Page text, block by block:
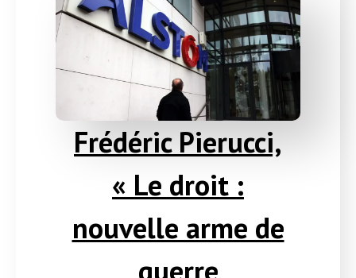
Frédéric Pierucci,
« Le droit :
nouvelle arme de